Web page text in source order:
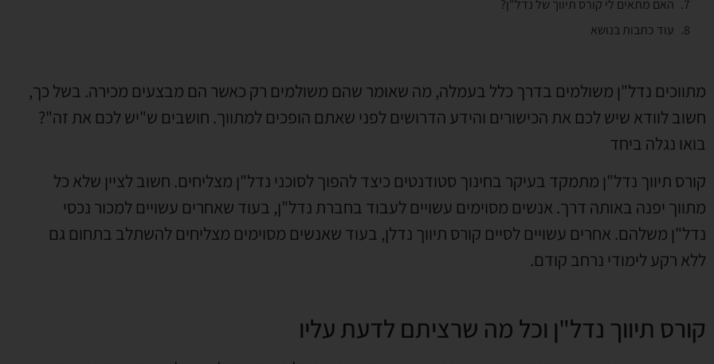
האם מתאים לי קורס תיווך של נדל"ן?
עוד כתבות בנושא
מתווכים נדל"ן משולמים בדרך כלל בעמלה, מה שאומר שהם משולמים רק כאשר הם מבצעים מכירה. בשל כך,
חשוב לוודא שיש לכם את הכישורים והידע הדרושים לפני שאתם הופכים למתווך. חושבים ש"יש לכם את זה"?
בואו נגלה ביחד
קורס תיווך נדל"ן מתמקד בעיקר בחינוך סטודנטים כיצד להפוך לסוכני נדל"ן מצליחים. חשוב לציין שלא כל
מתווך יפנה באותה דרך. אנשים מסוימים עשויים לעבוד בחברת נדל"ן, בעוד שאחרים עשויים למכור נכסי
נדל"ן משלהם. אחרים עשויים לסיים קורס תיווך נדלן, בעוד שאנשים מסוימים מצליחים להשתלב בתחום גם
ללא רקע לימודי נרחב קודם.
קורס תיווך נדל"ן וכל מה שרציתם לדעת עליו